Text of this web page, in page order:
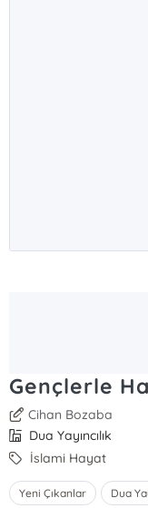
Gençlerle
Cihan Bozaba
Dua Yayıncılık
İslami Hayat
Yeni Çıkanlar Dua